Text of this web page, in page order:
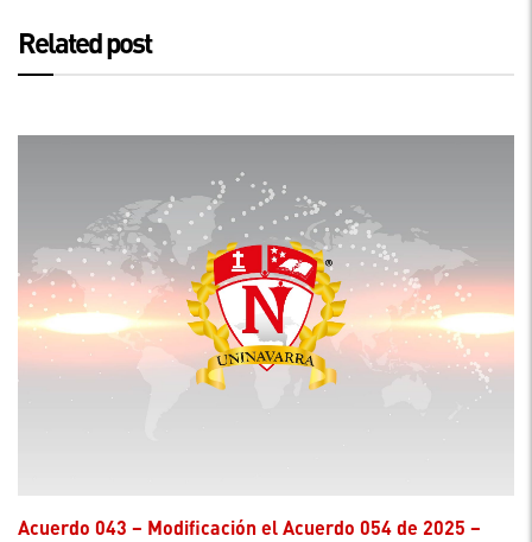
Related post
Acuerdo 043 – Modificación el Acuerdo 054 de 2025 –